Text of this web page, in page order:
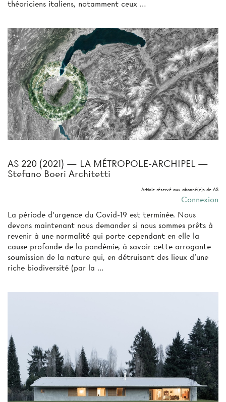
théoriciens italiens, notamment ceux …
AS 220 (2021) — LA MÉTROPOLE-ARCHIPEL —
Stefano Boeri Architetti
Article réservé aux abonné(e)s de AS
Connexion
La période d’urgence du Covid-19 est terminée. Nous
devons maintenant nous demander si nous sommes prêts à
revenir à une normalité qui porte cependant en elle la
cause profonde de la pandémie, à savoir cette arrogante
soumission de la nature qui, en détruisant des lieux d’une
riche biodiversité (par la …